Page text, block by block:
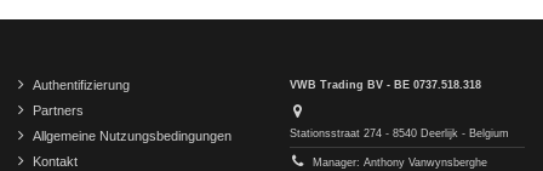
Authentifizierung
Partners
Allgemeine Nutzungsbedingungen
Kontakt
VWB Trading BV - BE 0737.518.318
Stationsstraat 274 - 8540 Deerlijk - Belgium
Manager: Anthony Vanwynsberghe